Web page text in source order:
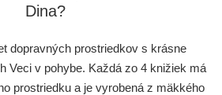
Dina?
dopravných prostriedkov s krásne
Veci v pohybe. Každá zo 4 knižiek má
prostriedku a je vyrobená z mäkkého